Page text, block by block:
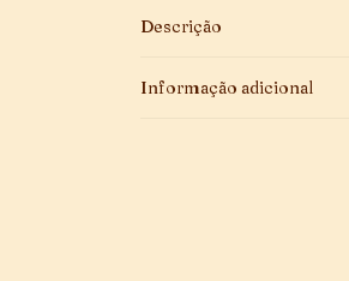
Descrição
Informação adicional